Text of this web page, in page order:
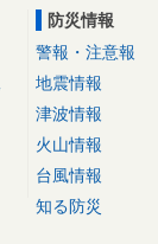
防災情報
警報・注意報
地震情報
津波情報
火山情報
台風情報
知る防災